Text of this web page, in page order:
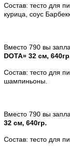
Состав: тесто для
курица, соус
Вместо 790 вы
DOTA» 32 см,
Состав: тесто для
шампиньоны.
Вместо 790 вы
32 см, 640гр.
Состав: тесто для